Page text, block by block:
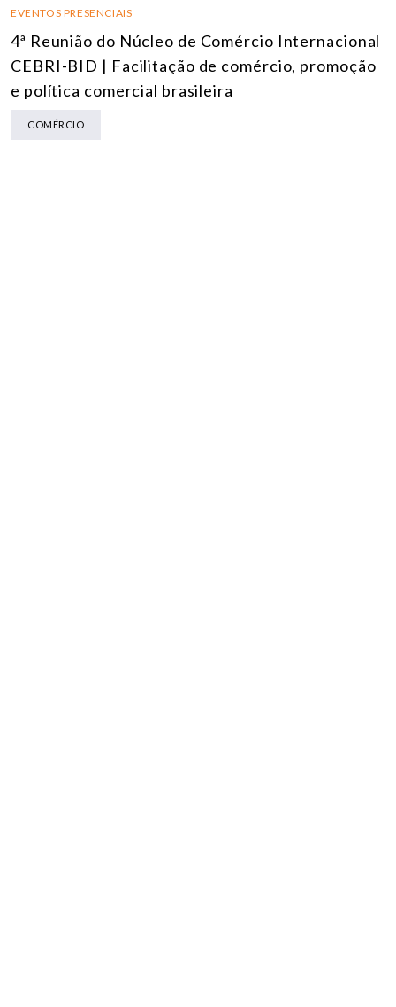
EVENTOS PRESENCIAIS
4ª Reunião do Núcleo de Comércio Internacional
CEBRI-BID | Facilitação de comércio, promoção
e política comercial brasileira
COMÉRCIO